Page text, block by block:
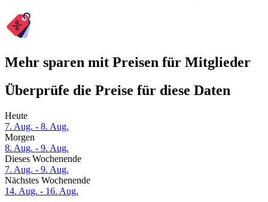
Mehr sparen mit Preisen für Mitglieder
Überprüfe die Preise für diese Daten
Heute
7. Aug. - 8. Aug.
Morgen
8. Aug. - 9. Aug.
Dieses Wochenende
7. Aug. - 9. Aug.
Nächstes Wochenende
14. Aug. - 16. Aug.